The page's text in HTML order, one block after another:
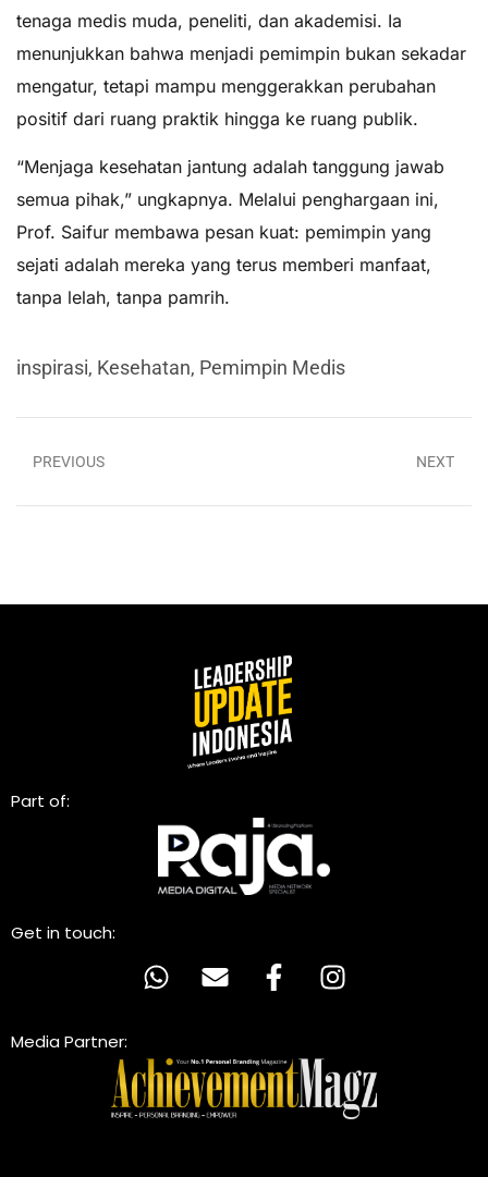
tenaga medis muda, peneliti, dan akademisi. Ia
menunjukkan bahwa menjadi pemimpin bukan sekadar
mengatur, tetapi mampu menggerakkan perubahan
positif dari ruang praktik hingga ke ruang publik.
“Menjaga kesehatan jantung adalah tanggung jawab
semua pihak,” ungkapnya. Melalui penghargaan ini,
Prof. Saifur membawa pesan kuat: pemimpin yang
sejati adalah mereka yang terus memberi manfaat,
tanpa lelah, tanpa pamrih.
inspirasi, Kesehatan, Pemimpin Medis
PREVIOUS NEXT
Part of:
Get in touch:
Media Partner: